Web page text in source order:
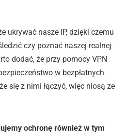
ukrywać nasze IP, dzięki czemu
czy poznać naszej realnej
dodać, że przy pomocy VPN
w bezpłatnych
się z nimi łączyć, więc niosą ze
ochronę również w tym